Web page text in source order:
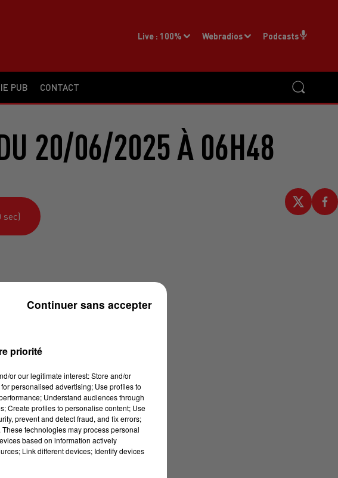
PUB CONTACT
Live : 100% Webradios Podcasts
20/06/2025 À 06H48
sec)
priorité
or our legitimate interest: Store and/or
personalised advertising; Use profiles to
Understand audiences through
Create profiles to personalise content; Use
prevent and detect fraud, and fix errors;
technologies may process personal
based on information actively
Link different devices; Identify devices
Continuer sans accepter